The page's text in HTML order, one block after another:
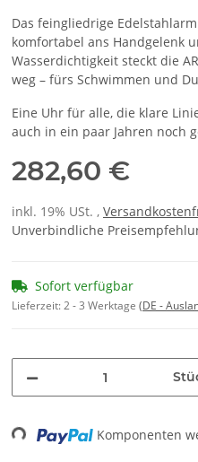
Das feingliedrige
komfortabel ans Handgelenk
Wasserdichtigkeit steckt die
weg – fürs Schwimmen und
Eine Uhr für alle, die klare
auch in ein paar Jahren noch
282,60 €
inkl. 19% USt. ,
Unverbindliche
Sofort verfügbar
Lieferzeit:2 - 3 Werktage (DE -
Loading... Komponenten